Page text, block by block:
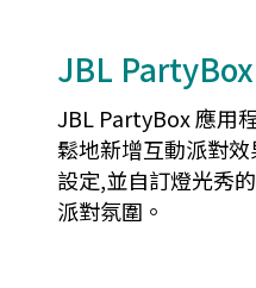
JBL
JBL PartyBox 應用
鬆地新增互動派對
設定,並自訂燈光秀
派對氛圍。